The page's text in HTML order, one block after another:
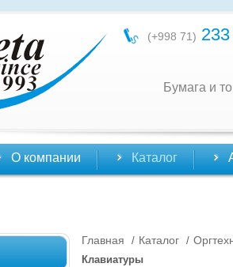
(+998 71)
Бумага и
О компании Каталог
Главная / Каталог /
Клавиатуры